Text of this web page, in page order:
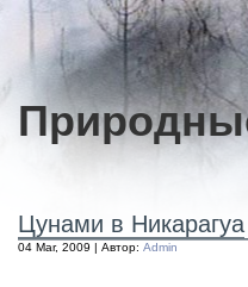
Цунами в Никарагуа
04 Mar, 2009 | Автор: Admin